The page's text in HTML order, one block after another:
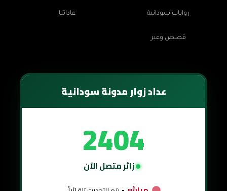
روايات سودانية عاداتنا
قصص وعبر
عداد زوار مدونة سودانية
2404
زائر متصل الآن